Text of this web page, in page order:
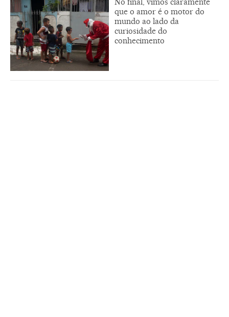
que o amor é o motor do
mundo ao lado da
curiosidade do
conhecimento